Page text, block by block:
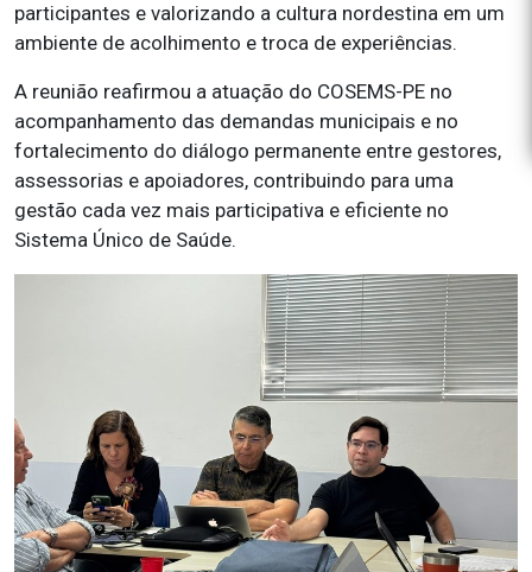
participantes e valorizando a cultura nordestina em um
ambiente de acolhimento e troca de experiências.
A reunião reafirmou a atuação do COSEMS-PE no
acompanhamento das demandas municipais e no
fortalecimento do diálogo permanente entre gestores,
assessorias e apoiadores, contribuindo para uma
gestão cada vez mais participativa e eficiente no
Sistema Único de Saúde.